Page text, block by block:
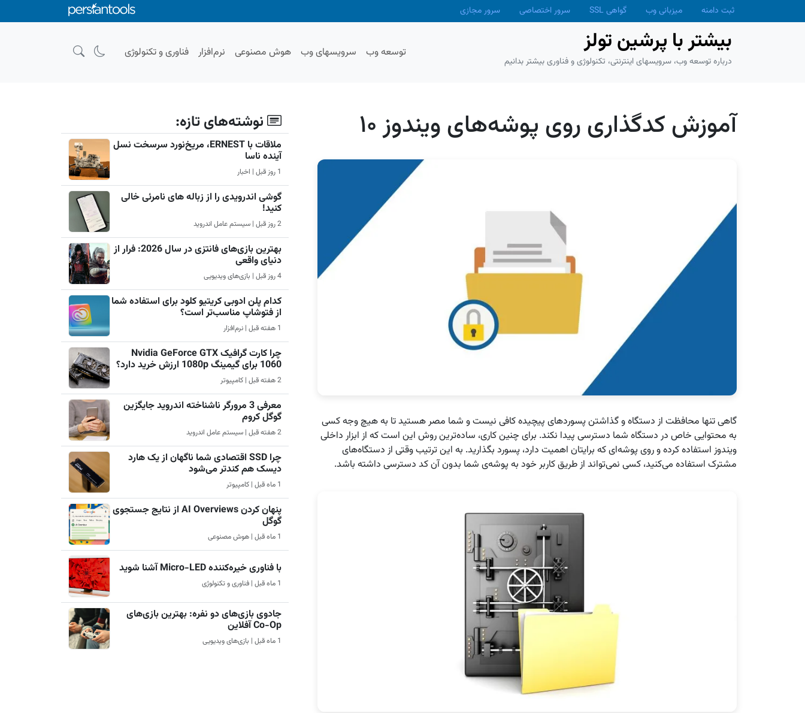
Skip to main contentثبت دامنه میزبانی وب گواهی SSL سرور اختصاصی سرور مجازی
بیشتر با پرشین تولز
درباره توسعه وب، سرویسهای اینترنتی، تکنولوژی و فناوری بیشتر بدانیم
توسعه وب سرویسهای وب هوش مصنوعی نرم‌افزار فناوری و تکنولوژی
آموزش کدگذاری روی پوشه‌های ویندوز ۱۰
گاهی تنها محافظت از دستگاه و گذاشتن پسوردهای پیچیده کافی نیست و شما مصر هستید تا به هیچ وجه کسی
به محتوایی خاص در دستگاه شما دسترسی پیدا نکند. برای چنین کاری، ساده‌ترین روش این است که از ابزار داخلی
ویندوز استفاده کرده و روی پوشه‌ای که برایتان اهمیت دارد، پسورد بگذارید. به این ترتیب وقتی از دستگاه‌های
مشترک استفاده می‌کنید، کسی نمی‌تواند از طریق کاربر خود به پوشه‌ی شما بدون آن کد دسترسی داشته باشد.
نوشته‌های تازه:
ملاقات با ERNEST، مریخ‌نورد سرسخت نسل
آینده ناسا
1 روز قبل | اخبار
گوشی اندرویدی را از زباله های نامرئی خالی
کنید!
2 روز قبل | سیستم عامل اندروید
بهترین بازی‌های فانتزی در سال 2026: فرار از
دنیای واقعی
4 روز قبل | بازی‌های ویدیویی
کدام پلن ادوبی کریتیو کلود برای استفاده شما
از فتوشاپ مناسب‌تر است؟
1 هفته قبل | نرم‌افزار
چرا کارت گرافیک Nvidia GeForce GTX
1060 برای گیمینگ 1080p ارزش خرید دارد؟
2 هفته قبل | کامپیوتر
معرفی 3 مرورگر ناشناخته اندروید جایگزین
گوگل کروم
2 هفته قبل | سیستم عامل اندروید
چرا SSD اقتصادی شما ناگهان از یک هارد
دیسک هم کندتر می‌شود
1 ماه قبل | کامپیوتر
پنهان کردن AI Overviews از نتایج جستجوی
گوگل
1 ماه قبل | هوش مصنوعی
با فناوری خیره‌کننده Micro-LED آشنا شوید
1 ماه قبل | فناوری و تکنولوژی
جادوی بازی‌های دو نفره: بهترین بازی‌های
Co-Op آفلاین
1 ماه قبل | بازی‌های ویدیویی